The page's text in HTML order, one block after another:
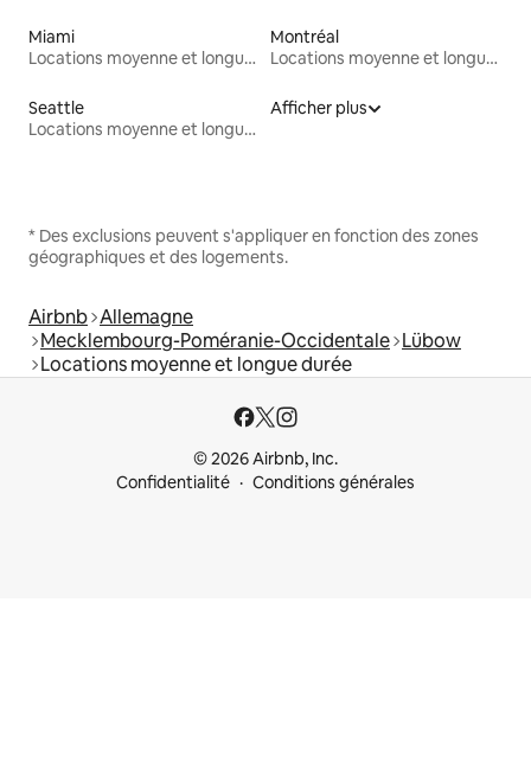
Miami
Locations moyenne et longue durée
Montréal
Locations moyenne et longue durée
Seattle
Locations moyenne et longue durée
Afficher plus
* Des exclusions peuvent s'appliquer en fonction des zones
géographiques et des logements.
Airbnb Allemagne
Mecklembourg-Poméranie-Occidentale Lübow
Locations moyenne et longue durée
© 2026 Airbnb, Inc.
Confidentialité
Conditions générales